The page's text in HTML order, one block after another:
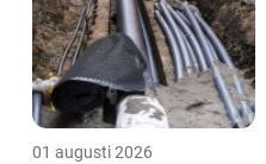
01 augusti 2026